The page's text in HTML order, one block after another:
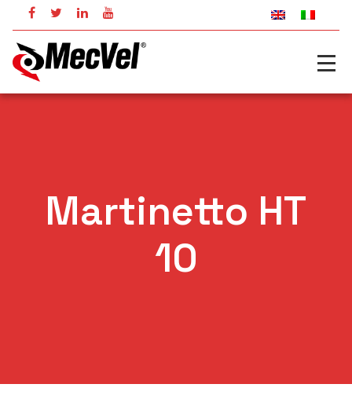
Martinetto HT
10